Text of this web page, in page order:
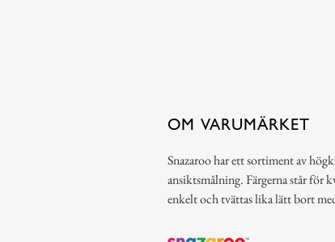
OM VARUMÄRKET
Snazaroo har ett sortiment av
ansiktsmålning. Färgerna står för
enkelt och tvättas lika lätt bort